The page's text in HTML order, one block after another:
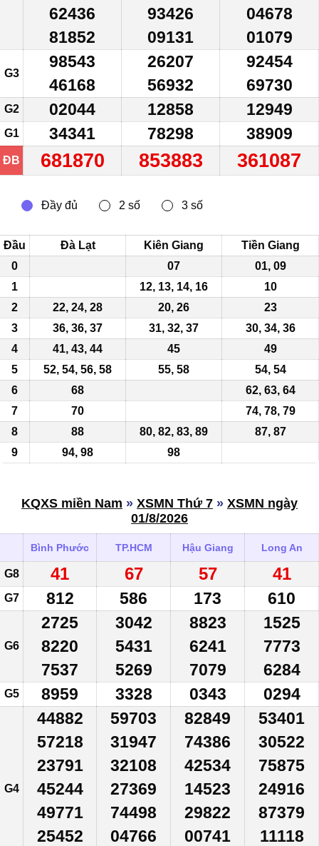
62436
81852
93426
09131
04678
01079
G3
98543
46168
26207
56932
92454
69730
G2 02044 12858 12949
G1 34341 78298 38909
ĐB 681870 853883 361087
Đầu Đà Lạt Kiên Giang
Tiền Giang
0
07
01, 09
1
12, 13, 14, 16
10
2
22, 24, 28 20, 26
23
3
36, 36, 37 31, 32, 37
30, 34, 36
4
41, 43, 44 45
49
5
52, 54, 56, 58 55, 58
54, 54
6
68
62, 63, 64
7
70
74, 78, 79
8
88 80, 82, 83, 89 87, 87
9
94, 98 98
KQXS miền Nam » XSMN Thứ 7 » XSMN ngày
01/8/2026
Bình Phước TP.HCM Hậu Giang Long An
G8 41 67 57 41
G7 812 586 173 610
G6
2725
8220
7537
3042
5431
5269
8823
6241
7079
1525
7773
6284
G5 8959 3328 0343 0294
G4
44882
57218
23791
45244
49771
25452
59703
31947
32108
27369
74498
04766
82849
74386
42534
14523
29822
00741
53401
30522
75875
24916
87379
11118